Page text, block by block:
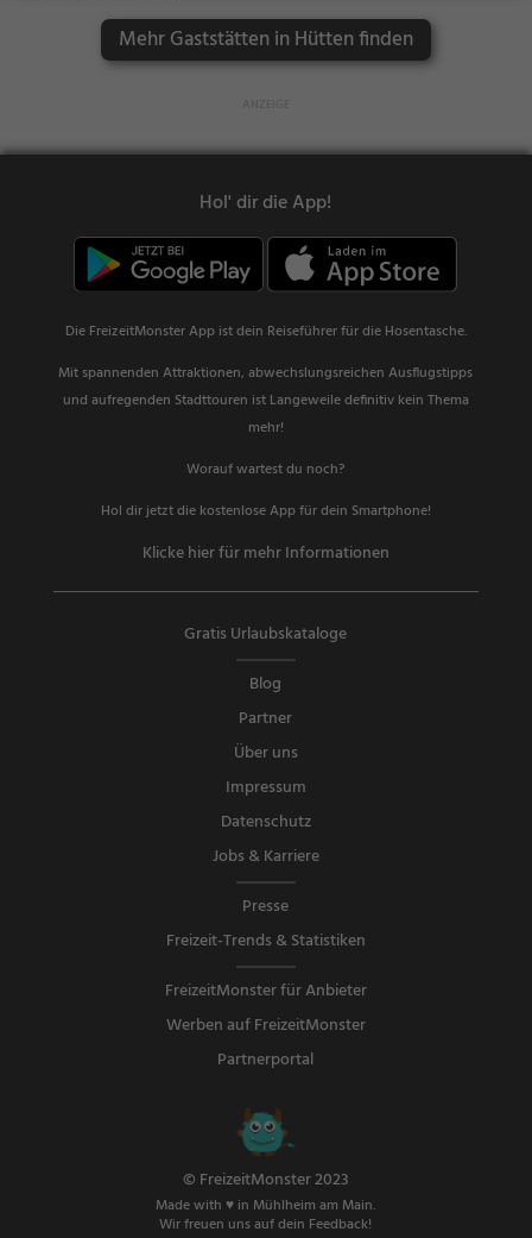
ndessen, Europäisch
Mehr Gaststätten in Hütten finden
Hol' dir die App!
Die FreizeitMonster App ist dein Reiseführer für die Hosentasche.
Mit spannenden Attraktionen, abwechslungsreichen Ausflugstipps
und aufregenden Stadttouren ist Langeweile definitiv kein Thema
mehr!
Worauf wartest du noch?
Hol dir jetzt die kostenlose App für dein Smartphone!
Klicke hier für mehr Informationen
Gratis Urlaubskataloge
Blog
Partner
Über uns
Impressum
Datenschutz
Jobs & Karriere
Presse
Freizeit-Trends & Statistiken
FreizeitMonster für Anbieter
Werben auf FreizeitMonster
Partnerportal
© FreizeitMonster 2023
Made with ♥ in Mühlheim am Main.
Wir freuen uns auf dein Feedback!